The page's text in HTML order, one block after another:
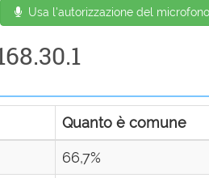
Usa l'autorizzazione del
Quanto è comune
66,7%